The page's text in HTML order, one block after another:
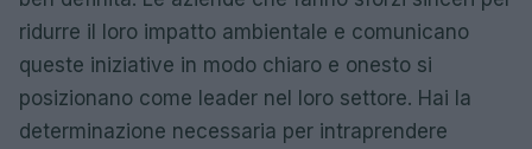
ridurre il loro impatto ambientale e comunicano
queste iniziative in modo chiaro e onesto si
posizionano come leader nel loro settore. Hai la
determinazione necessaria per intraprendere